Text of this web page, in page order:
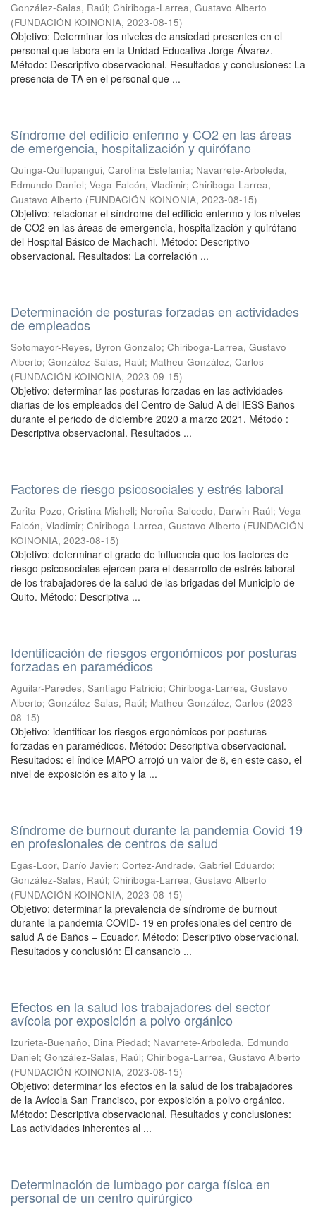
González-Salas, Raúl; Chiriboga-Larrea, Gustavo Alberto
(FUNDACIÓN KOINONIA, 2023-08-15)
Objetivo: Determinar los niveles de ansiedad presentes en el
personal que labora en la Unidad Educativa Jorge Álvarez.
Método: Descriptivo observacional. Resultados y conclusiones: La
presencia de TA en el personal que ...
Síndrome del edificio enfermo y CO2 en las áreas
de emergencia, hospitalización y quirófano
Quinga-Quillupangui, Carolina Estefanía; Navarrete-Arboleda,
Edmundo Daniel; Vega-Falcón, Vladimir; Chiriboga-Larrea,
Gustavo Alberto (FUNDACIÓN KOINONIA, 2023-08-15)
Objetivo: relacionar el síndrome del edificio enfermo y los niveles
de CO2 en las áreas de emergencia, hospitalización y quirófano
del Hospital Básico de Machachi. Método: Descriptivo
observacional. Resultados: La correlación ...
Determinación de posturas forzadas en actividades
de empleados
Sotomayor-Reyes, Byron Gonzalo; Chiriboga-Larrea, Gustavo
Alberto; González-Salas, Raúl; Matheu-González, Carlos
(FUNDACIÓN KOINONIA, 2023-09-15)
Objetivo: determinar las posturas forzadas en las actividades
diarias de los empleados del Centro de Salud A del IESS Baños
durante el periodo de diciembre 2020 a marzo 2021. Método :
Descriptiva observacional. Resultados ...
Factores de riesgo psicosociales y estrés laboral
Zurita-Pozo, Cristina Mishell; Noroña-Salcedo, Darwin Raúl; Vega-
Falcón, Vladimir; Chiriboga-Larrea, Gustavo Alberto (FUNDACIÓN
KOINONIA, 2023-08-15)
Objetivo: determinar el grado de influencia que los factores de
riesgo psicosociales ejercen para el desarrollo de estrés laboral
de los trabajadores de la salud de las brigadas del Municipio de
Quito. Método: Descriptiva ...
Identificación de riesgos ergonómicos por posturas
forzadas en paramédicos
Aguilar-Paredes, Santiago Patricio; Chiriboga-Larrea, Gustavo
Alberto; González-Salas, Raúl; Matheu-González, Carlos (2023-
08-15)
Objetivo: identificar los riesgos ergonómicos por posturas
forzadas en paramédicos. Método: Descriptiva observacional.
Resultados: el índice MAPO arrojó un valor de 6, en este caso, el
nivel de exposición es alto y la ...
Síndrome de burnout durante la pandemia Covid 19
en profesionales de centros de salud
Egas-Loor, Darío Javier; Cortez-Andrade, Gabriel Eduardo;
González-Salas, Raúl; Chiriboga-Larrea, Gustavo Alberto
(FUNDACIÓN KOINONIA, 2023-08-15)
Objetivo: determinar la prevalencia de síndrome de burnout
durante la pandemia COVID- 19 en profesionales del centro de
salud A de Baños – Ecuador. Método: Descriptivo observacional.
Resultados y conclusión: El cansancio ...
Efectos en la salud los trabajadores del sector
avícola por exposición a polvo orgánico
Izurieta-Buenaño, Dina Piedad; Navarrete-Arboleda, Edmundo
Daniel; González-Salas, Raúl; Chiriboga-Larrea, Gustavo Alberto
(FUNDACIÓN KOINONIA, 2023-08-15)
Objetivo: determinar los efectos en la salud de los trabajadores
de la Avícola San Francisco, por exposición a polvo orgánico.
Método: Descriptiva observacional. Resultados y conclusiones:
Las actividades inherentes al ...
Determinación de lumbago por carga física en
personal de un centro quirúrgico